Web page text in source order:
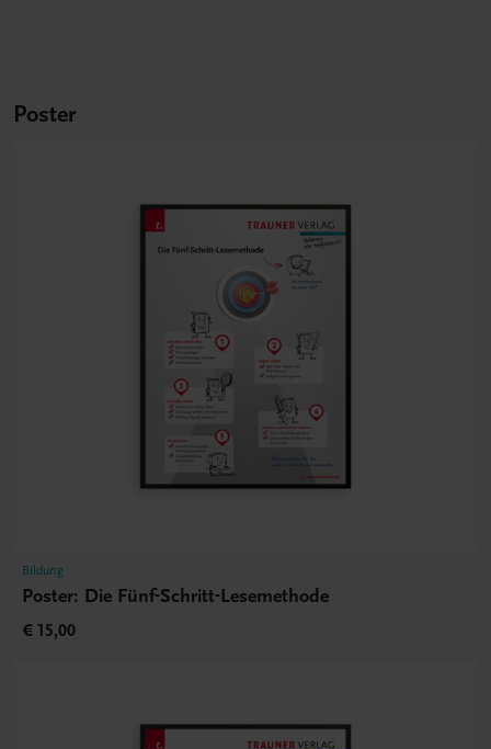
Poster
Bildung
Poster: Die Fünf-Schritt-Lesemethode
€ 15,00